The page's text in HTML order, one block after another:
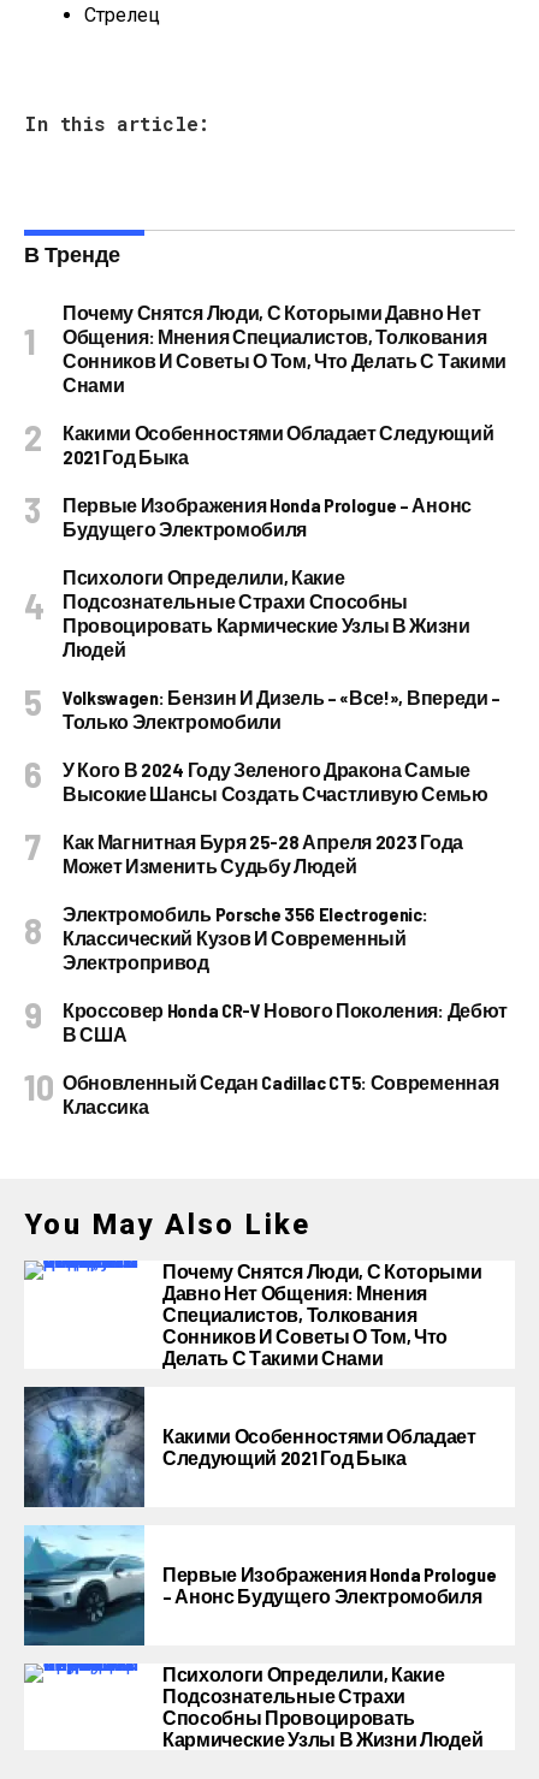
Стрелец
In this article:
В Тренде
Почему Снятся Люди, С Которыми Давно Нет
Общения: Мнения Специалистов, Толкования
Сонников И Советы О Том, Что Делать С Такими
Снами
Какими Особенностями Обладает Следующий
2021 Год Быка
Первые Изображения Honda Prologue – Анонс
Будущего Электромобиля
Психологи Определили, Какие
Подсознательные Страхи Способны
Провоцировать Кармические Узлы В Жизни
Людей
Volkswagen: Бензин И Дизель – «все!», Впереди –
Только Электромобили
У Кого В 2024 Году Зеленого Дракона Самые
Высокие Шансы Создать Счастливую Семью
Как Магнитная Буря 25-28 Апреля 2023 Года
Может Изменить Судьбу Людей
Электромобиль Porsche 356 Electrogenic:
Классический Кузов И Современный
Электропривод
Кроссовер Honda CR-V Нового Поколения: Дебют
В США
Обновленный Седан Cadillac CT5: Современная
Классика
You May Also Like
Почему Снятся Люди, С Которыми
Давно Нет Общения: Мнения
Специалистов, Толкования
Сонников И Советы О Том, Что
Делать С Такими Снами
Какими Особенностями Обладает
Следующий 2021 Год Быка
Первые Изображения Honda Prologue
– Анонс Будущего Электромобиля
Психологи Определили, Какие
Подсознательные Страхи
Способны Провоцировать
Кармические Узлы В Жизни Людей